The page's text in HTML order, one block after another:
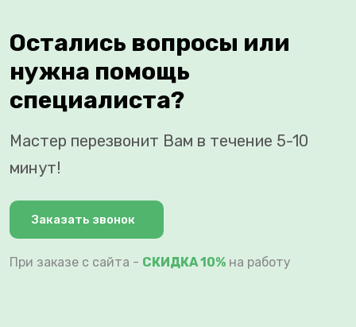
Остались вопросы или
нужна помощь
специалиста?
Мастер перезвонит Вам в течение 5-10
минут!
Заказать звонок
При заказе с сайта - СКИДКА 10% на работу